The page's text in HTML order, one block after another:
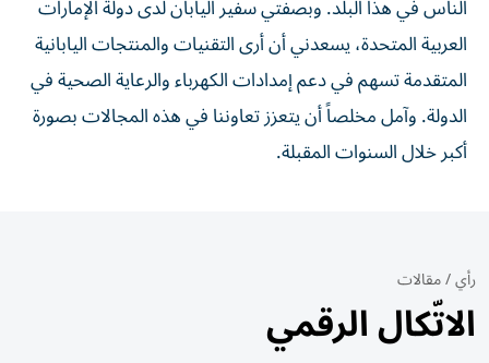
الناس في هذا البلد. وبصفتي سفير اليابان لدى دولة الإمارات
العربية المتحدة، يسعدني أن أرى التقنيات والمنتجات اليابانية
المتقدمة تسهم في دعم إمدادات الكهرباء والرعاية الصحية في
الدولة. وآمل مخلصاً أن يتعزز تعاوننا في هذه المجالات بصورة
أكبر خلال السنوات المقبلة.
رأي/مقالات
الاتّكال الرقمي